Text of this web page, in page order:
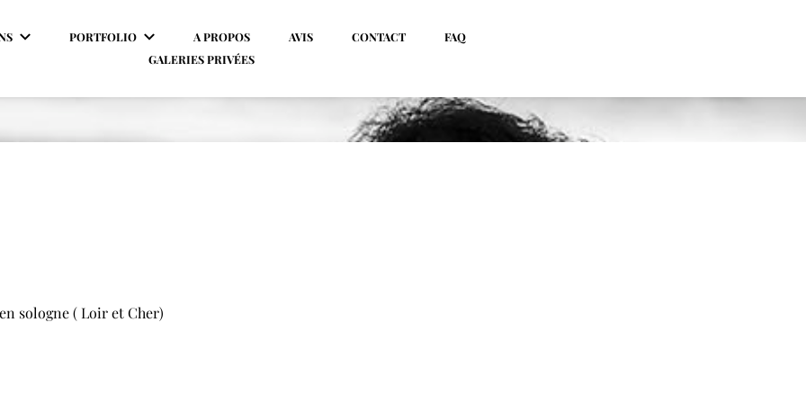
PORTFOLIO A PROPOS AVIS CONTACT
FAQ
GALERIES PRIVÉES
sologne ( Loir et Cher)